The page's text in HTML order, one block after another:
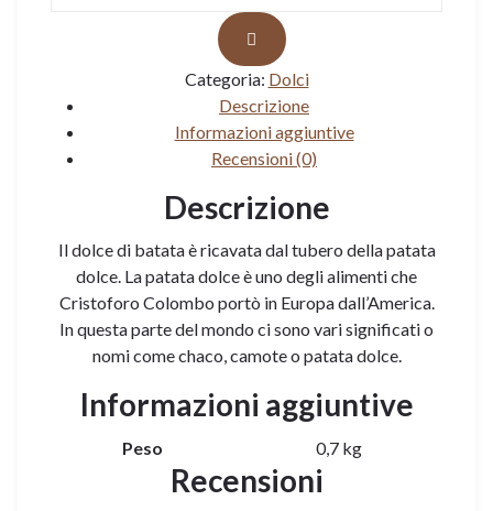
de
Batata
quantità
Categoria: Dolci
Descrizione
Informazioni aggiuntive
Recensioni (0)
Descrizione
Il dolce di batata è ricavata dal tubero della patata
dolce. La patata dolce è uno degli alimenti che
Cristoforo Colombo portò in Europa dall’America.
In questa parte del mondo ci sono vari significati o
nomi come chaco, camote o patata dolce.
Informazioni aggiuntive
Peso 0,7 kg
Recensioni